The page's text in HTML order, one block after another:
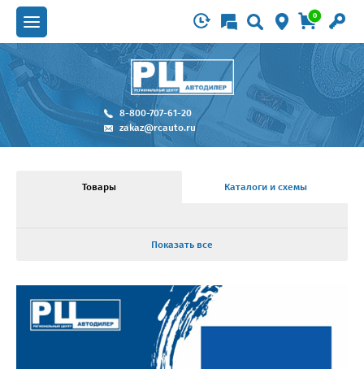
0
8-800-707-61-20
zakaz@rcauto.ru
Товары Каталоги и схемы
Показать все